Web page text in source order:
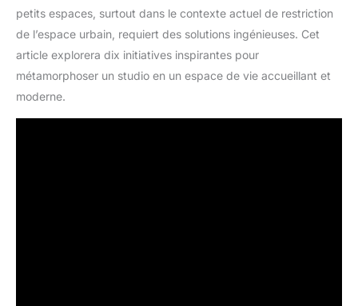
petits espaces, surtout dans le contexte actuel de restriction
de l’espace urbain, requiert des solutions ingénieuses. Cet
article explorera dix initiatives inspirantes pour
métamorphoser un studio en un espace de vie accueillant et
moderne.